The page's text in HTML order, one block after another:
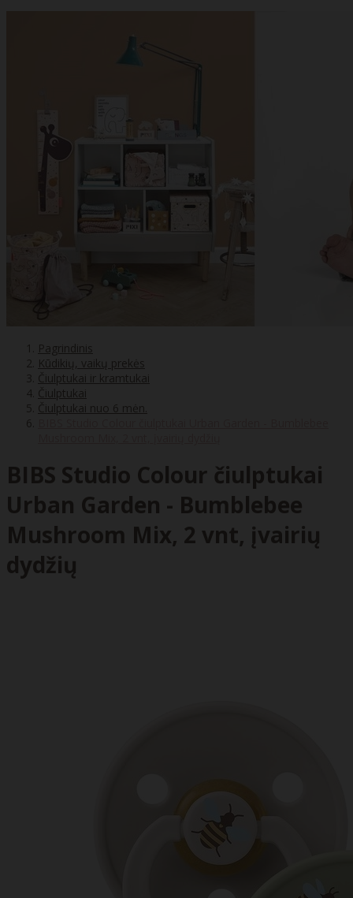
Pagrindinis
Kūdikių, vaikų prekės
Čiulptukai ir kramtukai
Čiulptukai
Čiulptukai nuo 6 mėn.
BIBS Studio Colour čiulptukai
Urban Garden - Bumblebee
Mushroom Mix, 2 vnt, įvairių
dydžių